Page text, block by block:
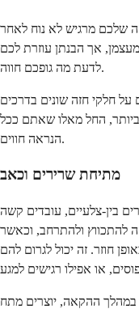
שלכם מרגיש לא נוח לאחר
מעצמן, אך הבנתן עוזרת לכם
לדעת מה גופכם חווה.
על חלקי חזה שונים בדרכים
החל מאלו שאתם ככל
הנראה חווים.
מתיחת שרירים וכאב
בין-צלעיים, עובדים קשה
להתכווץ ולהתרחב, וכאשר
חוזר. זה יכול לגרום להם
ההקאה, יוצרים מתח